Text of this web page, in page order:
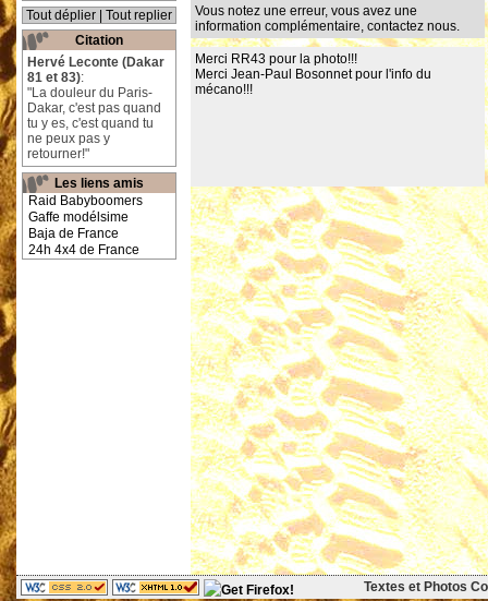
Vous notez une erreur, vous avez une
information complémentaire, contactez nous.
Merci RR43 pour la photo!!!
Merci Jean-Paul Bosonnet pour l'info du
mécano!!!
Tout déplier
Tout replier
Citation
Hervé Leconte (Dakar
81 et 83):
"La douleur du Paris-
Dakar, c'est pas quand
tu y es, c'est quand tu
ne peux pas y
retourner!"
Les liens amis
Raid Babyboomers
Gaffe modélsime
Baja de France
24h 4x4 de France
Textes et Photos